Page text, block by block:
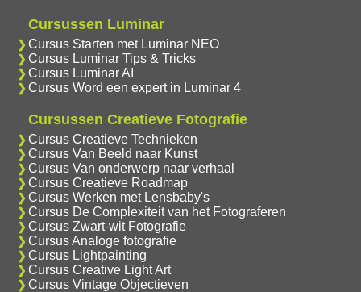
Cursussen Luminar
Cursus Starten met Luminar NEO
Cursus Luminar Tips & Tricks
Cursus Luminar AI
Cursus Word een expert in Luminar 4
Cursussen Creatieve Fotografie
Cursus Creatieve Technieken
Cursus Van Beeld naar Kunst
Cursus Van onderwerp naar verhaal
Cursus Creatieve Roadmap
Cursus Werken met Lensbaby's
Cursus De Complexiteit van het Fotograferen
Cursus Zwart-wit Fotografie
Cursus Analoge fotografie
Cursus Lightpainting
Cursus Creative Light Art
Cursus Vintage Objectieven